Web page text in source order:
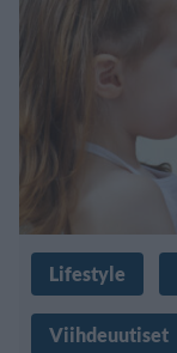
Lifestyle
Viihdeuutiset